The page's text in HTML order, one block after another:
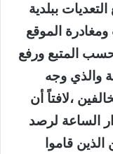
ببلدية
ومغادرة الموقع
حسب المتبع ورفع
والذي وجه
،لافتاً أن
الساعة لرصد
قاموا